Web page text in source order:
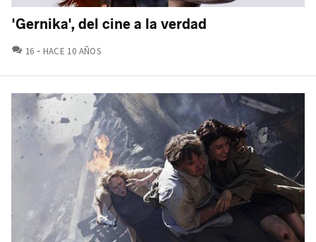
'Gernika', del cine a la verdad
16 COMENTARIOS
HACE 10 AÑOS